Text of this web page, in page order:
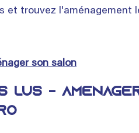
et trouvez l'aménagement
son salon
-